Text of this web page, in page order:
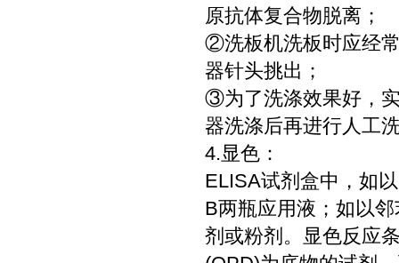
原抗体复合物脱离；
②洗板机洗板时应经
器针头挑出；
③为了洗涤效果好，
器洗涤后再进行人工
4.显色：
ELISA试剂盒中，如
B两瓶应用液；如以
剂或粉剂。显色反应